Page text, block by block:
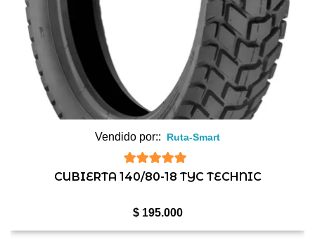
Vendido por:: Ruta-Smart
5de 5
CUBIERTA 140/80-18 TYC TECHNIC
$195.000